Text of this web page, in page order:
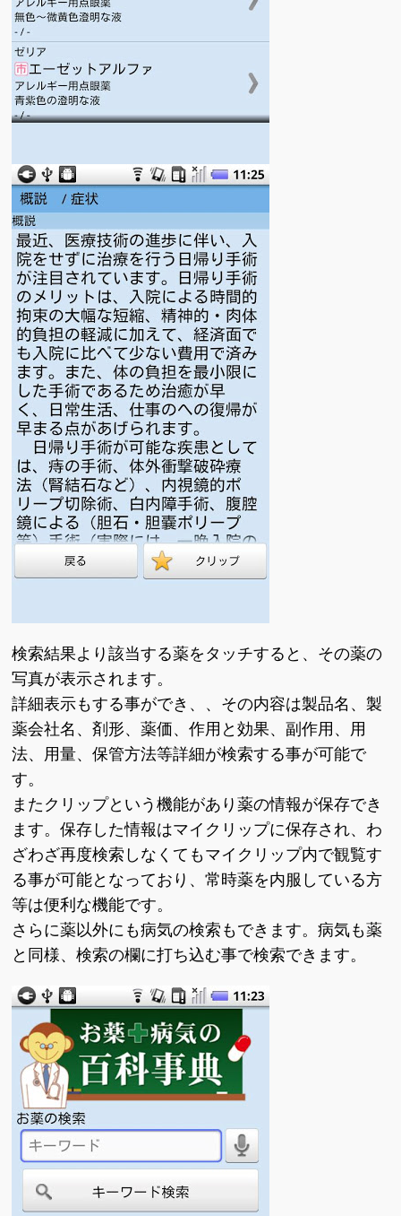
検索結果より該当する薬をタッチすると、その薬の
写真が表示されます。
詳細表示もする事ができ、、その内容は製品名、製
薬会社名、剤形、薬価、作用と効果、副作用、用
法、用量、保管方法等詳細が検索する事が可能で
す。
またクリップという機能があり薬の情報が保存でき
ます。保存した情報はマイクリップに保存され、わ
ざわざ再度検索しなくてもマイクリップ内で観覧す
る事が可能となっており、常時薬を内服している方
等は便利な機能です。
さらに薬以外にも病気の検索もできます。病気も薬
と同様、検索の欄に打ち込む事で検索できます。